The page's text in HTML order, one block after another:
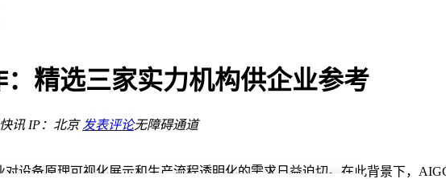
精选三家实力机构供企业参考
讯 IP：北京 发表评论无障碍通道
设备原理可视化展示和生产流程透明化的需求日益迫切。在此背景下，